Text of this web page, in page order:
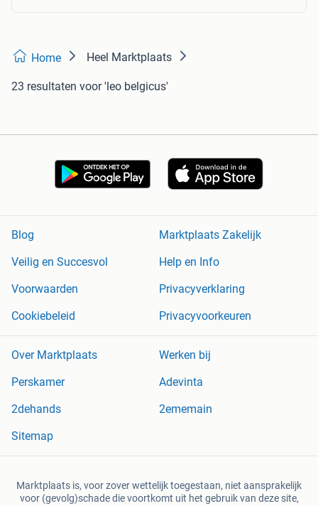
Home Heel Marktplaats
23 resultaten voor 'leo belgicus'
Blog
Marktplaats Zakelijk
Veilig en Succesvol
Help en Info
Voorwaarden
Privacyverklaring
Cookiebeleid
Privacyvoorkeuren
Over Marktplaats
Werken bij
Perskamer
Adevinta
2dehands
2ememain
Sitemap
Marktplaats is, voor zover wettelijk toegestaan, niet aansprakelijk
voor (gevolg)schade die voortkomt uit het gebruik van deze site,